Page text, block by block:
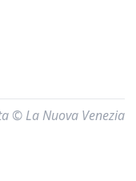
© La Nuova Venezia